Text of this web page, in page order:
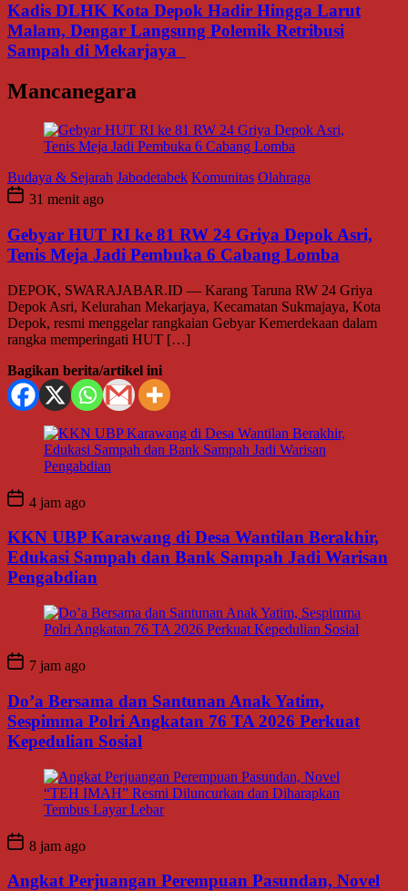
Kadis DLHK Kota Depok Hadir Hingga Larut
Malam, Dengar Langsung Polemik Retribusi
Sampah di Mekarjaya
Mancanegara
Budaya & Sejarah Jabodetabek Komunitas Olahraga
31 menit ago
Gebyar HUT RI ke 81 RW 24 Griya Depok Asri,
Tenis Meja Jadi Pembuka 6 Cabang Lomba
DEPOK, SWARAJABAR.ID — Karang Taruna RW 24 Griya
Depok Asri, Kelurahan Mekarjaya, Kecamatan Sukmajaya, Kota
Depok, resmi menggelar rangkaian Gebyar Kemerdekaan dalam
rangka memperingati HUT […]
Bagikan berita/artikel ini
4 jam ago
KKN UBP Karawang di Desa Wantilan Berakhir,
Edukasi Sampah dan Bank Sampah Jadi Warisan
Pengabdian
7 jam ago
Do’a Bersama dan Santunan Anak Yatim,
Sespimma Polri Angkatan 76 TA 2026 Perkuat
Kepedulian Sosial
8 jam ago
Angkat Perjuangan Perempuan Pasundan, Novel